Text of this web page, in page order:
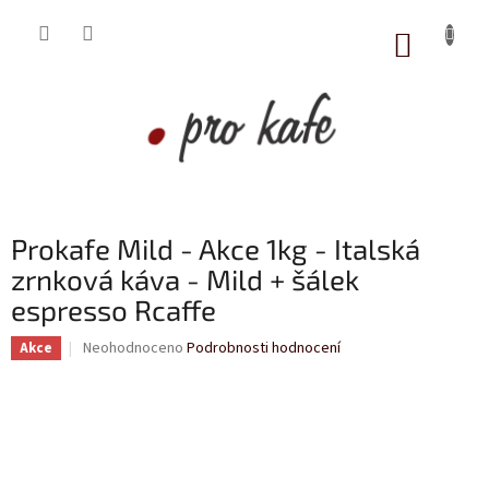
Prokafe Mild - Akce 1kg - Italská
zrnková káva - Mild + šálek
espresso Rcaffe
Akce
Průměrné
Neohodnoceno Podrobnosti hodnocení